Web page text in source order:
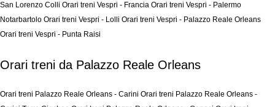
San Lorenzo Colli Orari treni Vespri - Francia Orari treni Vespri - Palermo
Notarbartolo Orari treni Vespri - Lolli Orari treni Vespri - Palazzo Reale Orleans
Orari treni Vespri - Punta Raisi
Orari treni da Palazzo Reale Orleans
Orari treni Palazzo Reale Orleans - Carini Orari treni Palazzo Reale Orleans -